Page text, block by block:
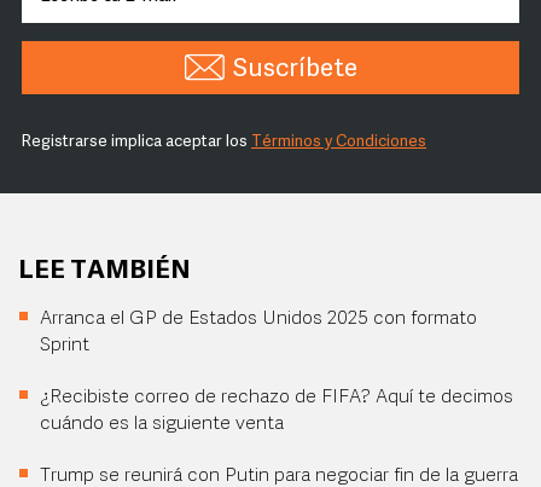
Suscríbete
Registrarse implica aceptar los Términos y Condiciones
LEE TAMBIÉN
Arranca el GP de Estados Unidos 2025 con formato
Sprint
¿Recibiste correo de rechazo de FIFA? Aquí te decimos
cuándo es la siguiente venta
Trump se reunirá con Putin para negociar fin de la guerra